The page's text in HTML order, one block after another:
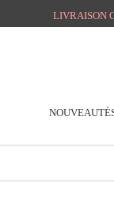
LIVRAISON